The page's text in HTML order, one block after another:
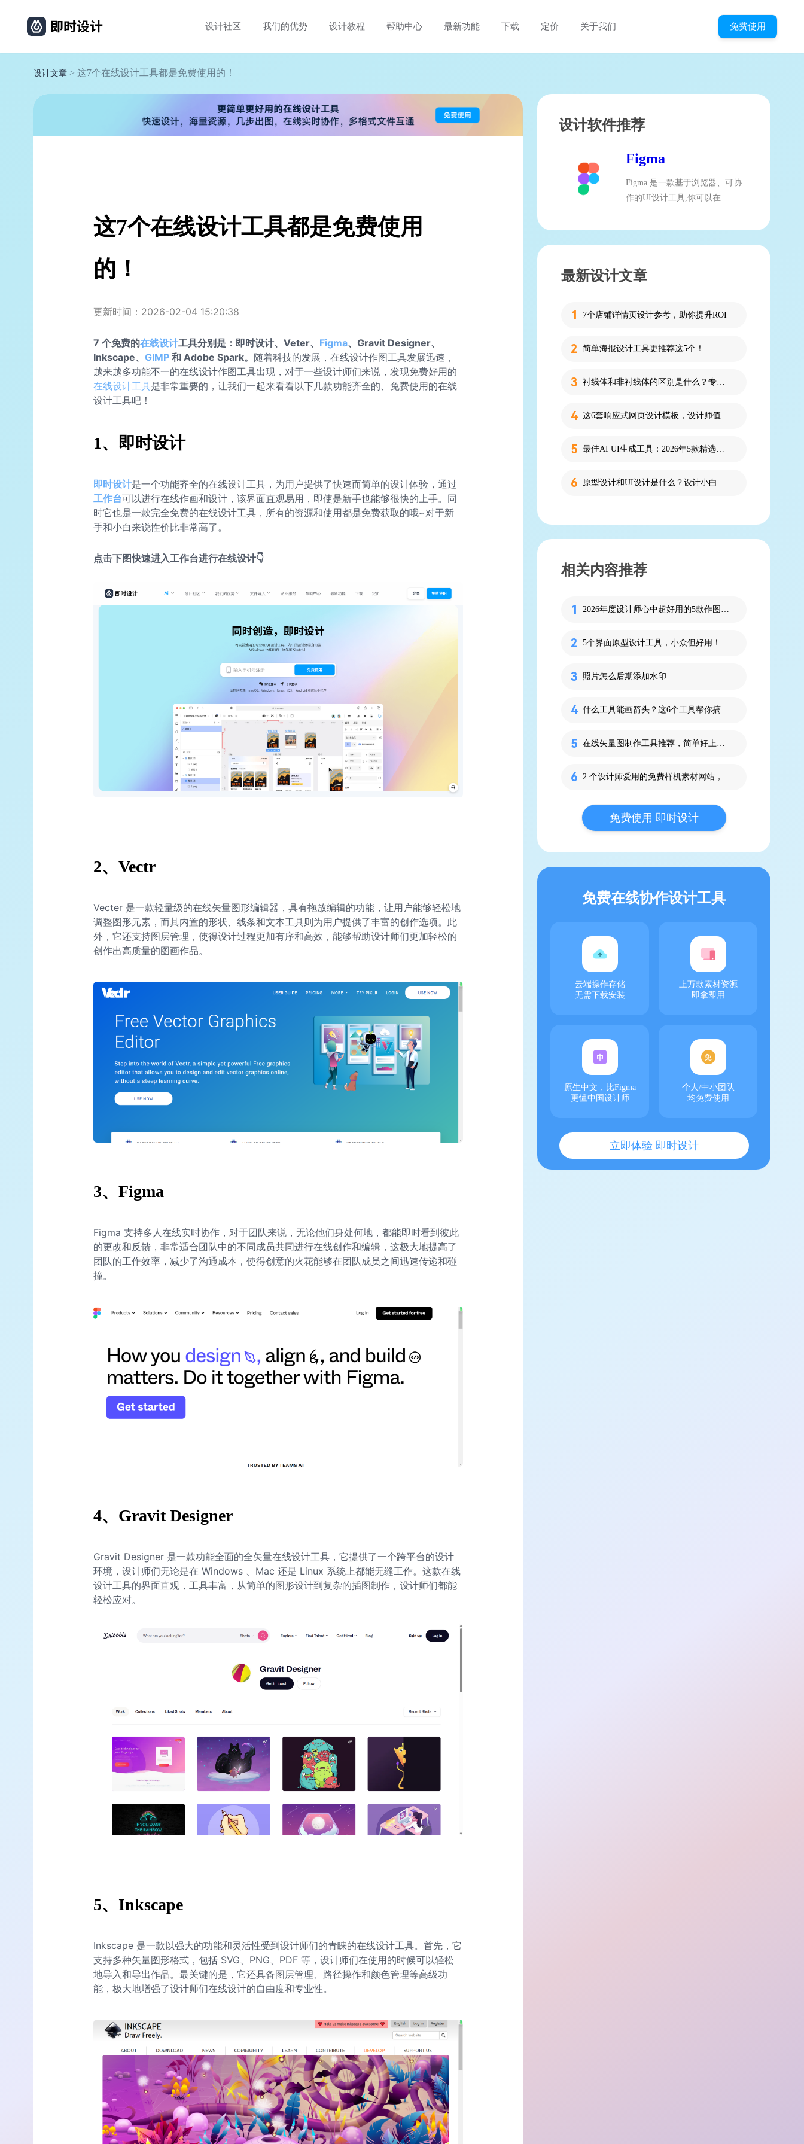
设计社区 我们的优势 设计教程 帮助中心 最新功能 下载 定价 关于我们 免费使用
设计文章 > 这7个在线设计工具都是免费使用的！
这7个在线设计工具都是免费使用
的！
更新时间：2026-02-04 15:20:38
7 个免费的在线设计工具分别是：即时设计、Veter、 Figma、Gravit Designer、
Inkscape、 GIMP 和 Adobe Spark。 随着科技的发展，在线设计作图工具发展迅速，
越来越多功能不一的在线设计作图工具出现，对于一些设计师们来说，发现免费好用的
在线设计工具是非常重要的，让我们一起来看看以下几款功能齐全的、免费使用的在线
设计工具吧！
1、即时设计
即时设计是一个功能齐全的在线设计工具，为用户提供了快速而简单的设计体验，通过
工作台可以进行在线作画和设计，该界面直观易用，即使是新手也能够很快的上手。同
时它也是一款完全免费的在线设计工具，所有的资源和使用都是免费获取的哦~对于新
手和小白来说性价比非常高了。
点击下图快速进入工作台进行在线设计👇
2、Vectr
Vecter 是一款轻量级的在线矢量图形编辑器，具有拖放编辑的功能，让用户能够轻松地
调整图形元素，而其内置的形状、线条和文本工具则为用户提供了丰富的创作选项。此
外，它还支持图层管理，使得设计过程更加有序和高效，能够帮助设计师们更加轻松的
创作出高质量的图画作品。
3、 Figma
Figma 支持多人在线实时协作，对于团队来说，无论他们身处何地，都能即时看到彼此
的更改和反馈，非常适合团队中的不同成员共同进行在线创作和编辑，这极大地提高了
团队的工作效率，减少了沟通成本，使得创意的火花能够在团队成员之间迅速传递和碰
撞。
4、 Gravit Designer
Gravit Designer 是一款功能全面的全矢量在线设计工具，它提供了一个跨平台的设计
环境，设计师们无论是在 Windows 、Mac 还是 Linux 系统上都能无缝工作。这款在线
设计工具的界面直观，工具丰富，从简单的图形设计到复杂的插图制作，设计师们都能
轻松应对。
5、 Inkscape
Inkscape 是一款以强大的功能和灵活性受到设计师们的青睐的在线设计工具。首先，它
支持多种矢量图形格式，包括 SVG、PNG、PDF 等，设计师们在使用的时候可以轻松
地导入和导出作品。最关键的是，它还具备图层管理、路径操作和颜色管理等高级功
能，极大地增强了设计师们在线设计的自由度和专业性。
设计软件推荐
Figma
Figma 是一款基于浏览器、可协
作的UI设计工具,你可以在...
最新设计文章
7个店铺详情页设计参考，助你提升ROI
简单海报设计工具更推荐这5个！
衬线体和非衬线体的区别是什么？专为设计新人解答！
这6套响应式网页设计模板，设计师值得收藏！
最佳AI UI生成工具：2026年5款精选，新手零代码快速制作界面
原型设计和UI设计是什么？设计小白必看的科普！
相关内容推荐
2026年度设计师心中超好用的5款作图软件
5个界面原型设计工具，小众但好用！
照片怎么后期添加水印
什么工具能画箭头？这6个工具帮你搞定！
在线矢量图制作工具推荐，简单好上手！
2 个设计师爱用的免费样机素材网站，拿走不谢！
免费使用 即时设计
免费在线协作设计工具
云端操作存储
无需下载安装
上万款素材资源
即拿即用
原生中文，比Figma
更懂中国设计师
个人/中小团队
均免费使用
立即体验 即时设计